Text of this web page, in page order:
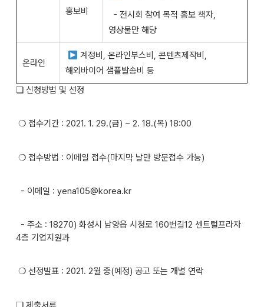
홍보비
- 전시회 참여 목적 홍보 책자,
영상물만 해당
온라인
계정비, 온라인부스비, 콘텐츠제작비,
해외바이어 샘플발송비 등
❏ 신청방법 및 선정
❍ 접수기간 : 2021. 1. 29.(금) ~ 2. 18.(목) 18:00
❍ 접수방법 : 이메일 접수(마지막 날만 방문접수 가능)
- 이메일 :yena105@korea.kr
- 주소 : 18270) 화성시 남양읍 시청로 160번길12 센트럴프라자
4층 기업지원과
❍ 선정발표 : 2021. 2월 중(예정) 공고 또는 개별 연락